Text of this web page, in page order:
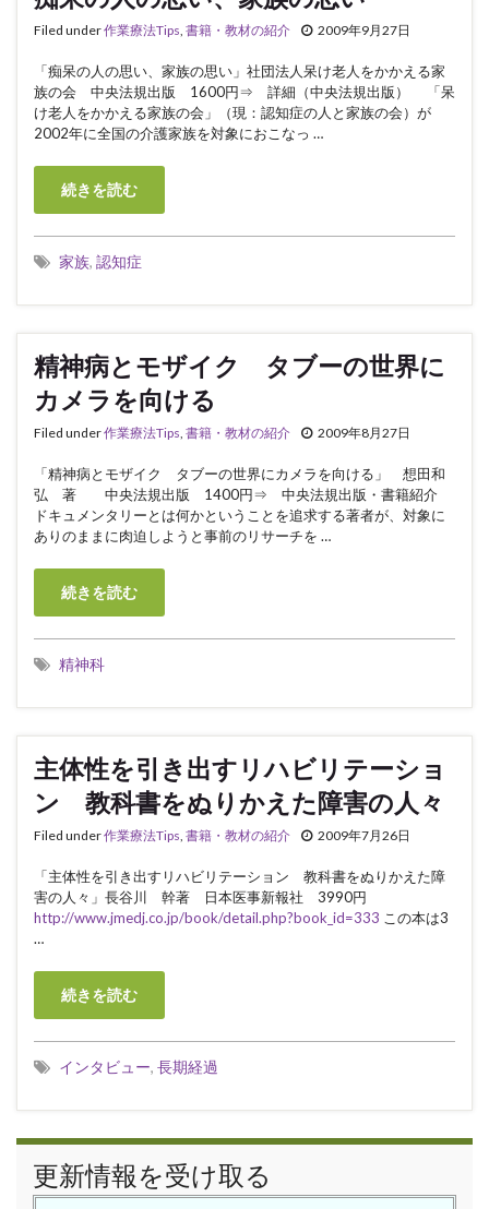
Filed under作業療法Tips 書籍・教材の紹介 2009年9月27日
「痴呆の人の思い、家族の思い」社団法人呆け老人をかかえる家
族の会 中央法規出版 1600円⇒ 詳細（中央法規出版） 「呆
け老人をかかえる家族の会」（現：認知症の人と家族の会）が
2002年に全国の介護家族を対象におこなっ …
続きを読む
家族, 認知症
精神病とモザイク タブーの世界に
カメラを向ける
Filed under作業療法Tips 書籍・教材の紹介 2009年8月27日
「精神病とモザイク タブーの世界にカメラを向ける」 想田和
弘 著 中央法規出版 1400円⇒ 中央法規出版・書籍紹介
ドキュメンタリーとは何かということを追求する著者が、対象に
ありのままに肉迫しようと事前のリサーチを …
続きを読む
精神科
主体性を引き出すリハビリテーショ
ン 教科書をぬりかえた障害の人々
Filed under作業療法Tips 書籍・教材の紹介 2009年7月26日
「主体性を引き出すリハビリテーション 教科書をぬりかえた障
害の人々」長谷川 幹著 日本医事新報社 3990円
http://www.jmedj.co.jp/book/detail.php?book_id=333 この本は3
…
続きを読む
インタビュー, 長期経過
更新情報を受け取る